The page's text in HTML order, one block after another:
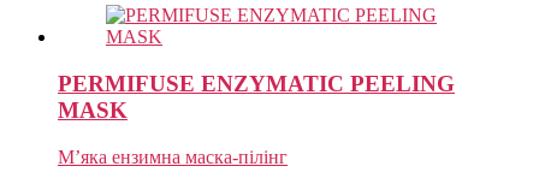
PERMIFUSE ENZYMATIC PEELING
MASK
М’яка ензимна маска-пілінг